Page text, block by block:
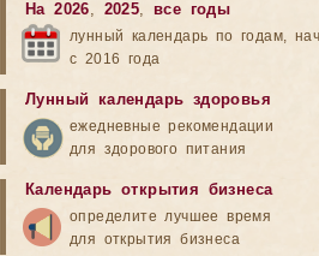
На 2026, 2025,все годы
лунный календарь по годам,
с 2016 года
Лунный календарь здоровья
ежедневные рекомендации
для здорового питания
Календарь открытия бизнеса
определите лучшее время
для открытия бизнеса